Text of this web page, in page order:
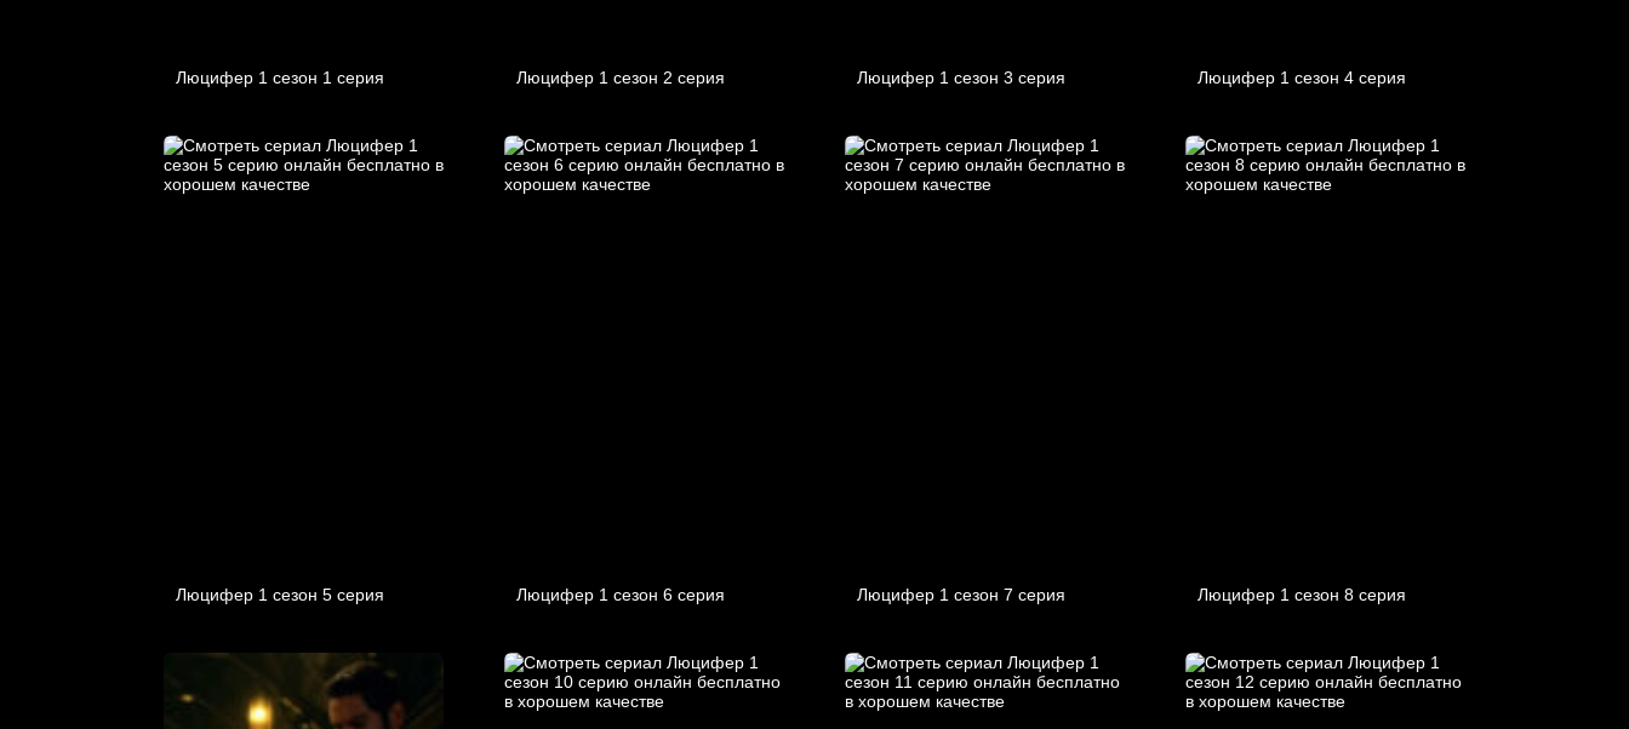
Люцифер 1 cезон 1 cерия Люцифер 1 cезон 2 cерия Люцифер 1 cезон 3 cерия Люцифер 1 cезон 4 cерия
Люцифер 1 cезон 5 cерия Люцифер 1 cезон 6 cерия Люцифер 1 cезон 7 cерия Люцифер 1 cезон 8 cерия